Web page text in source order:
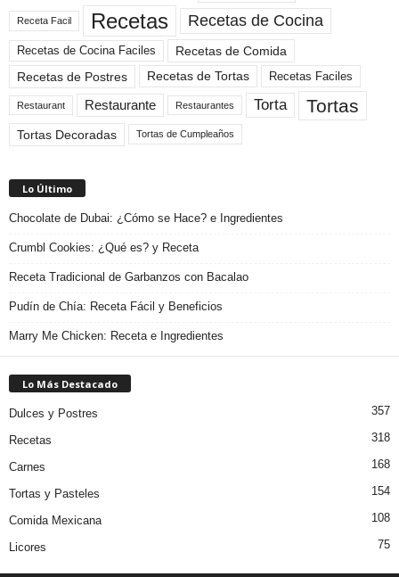
Receta Facil Recetas Recetas de Cocina
Recetas de Cocina Faciles
Recetas de Comida
Recetas de Postres
Recetas de Tortas Recetas Faciles
Restaurant Restaurante Restaurantes Torta Tortas
Tortas Decoradas Tortas de Cumpleaños
Lo Último
Chocolate de Dubai: ¿Cómo se Hace? e Ingredientes
Crumbl Cookies: ¿Qué es? y Receta
Receta Tradicional de Garbanzos con Bacalao
Pudín de Chía: Receta Fácil y Beneficios
Marry Me Chicken: Receta e Ingredientes
Lo Más Destacado
Dulces y Postres 357
Recetas 318
Carnes 168
Tortas y Pasteles 154
Comida Mexicana 108
Licores 75